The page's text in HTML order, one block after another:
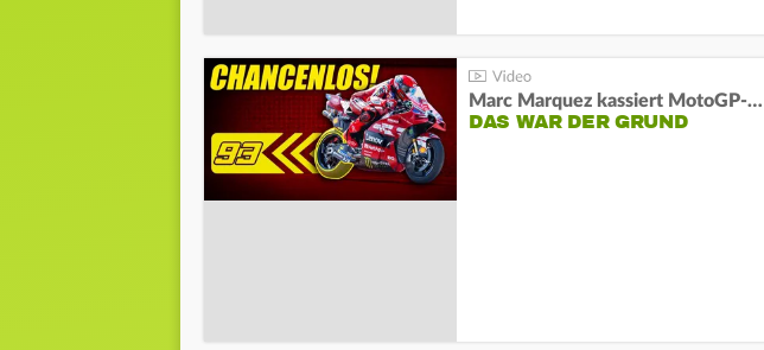
Marc Marquez kassiert MotoGP-Sprint-Schlappe:
DAS WAR DER GRUND